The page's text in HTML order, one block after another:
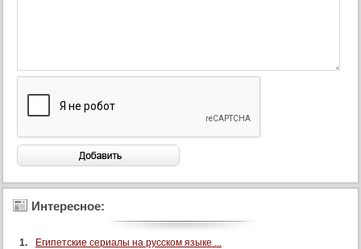
Интересное:
Египетские сериалы на русском языке ...